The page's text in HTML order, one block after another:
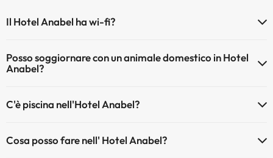
Il Hotel Anabel ha wi-fi?
Posso soggiornare con un animale domestico in Hotel
Anabel?
C'è piscina nell'Hotel Anabel?
Qui potete trovare maggiori informazioni sulla piscina e sulle altri
Cosa posso fare nell' Hotel Anabel?